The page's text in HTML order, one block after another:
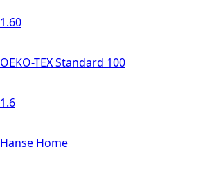
1.60
OEKO-TEX Standard 100
1.6
Hanse Home